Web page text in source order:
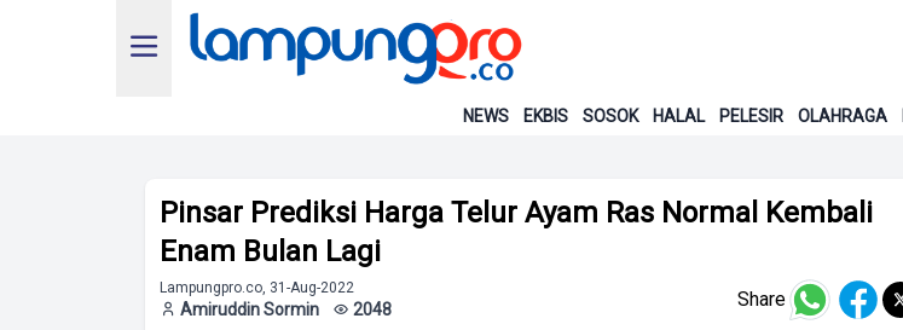
NEWS EKBIS SOSOK HALAL PELESIR OLAHRAGA
Pinsar Prediksi Harga Telur Ayam Ras Normal Kembali
Enam Bulan Lagi
Lampungpro.co, 31-Aug-2022
Amiruddin Sormin 2048 Share